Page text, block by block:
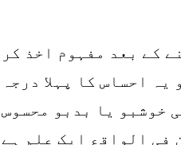
کے بعد مفہوم اخذ
یہ احساس کا پہلا
خوشبو یا بدبو
فی الواقع ایک علم